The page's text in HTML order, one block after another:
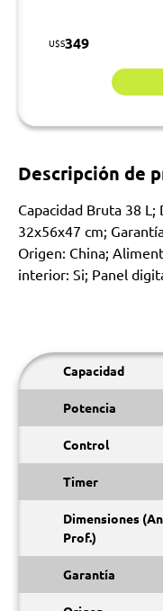
U$S349
Descripción de
Capacidad Bruta 38
32x56x47 cm;
Origen: China;
interior: Si; Panel
Capacidad
Potencia
Control
Timer
Dimensiones
Prof.)
Garantía